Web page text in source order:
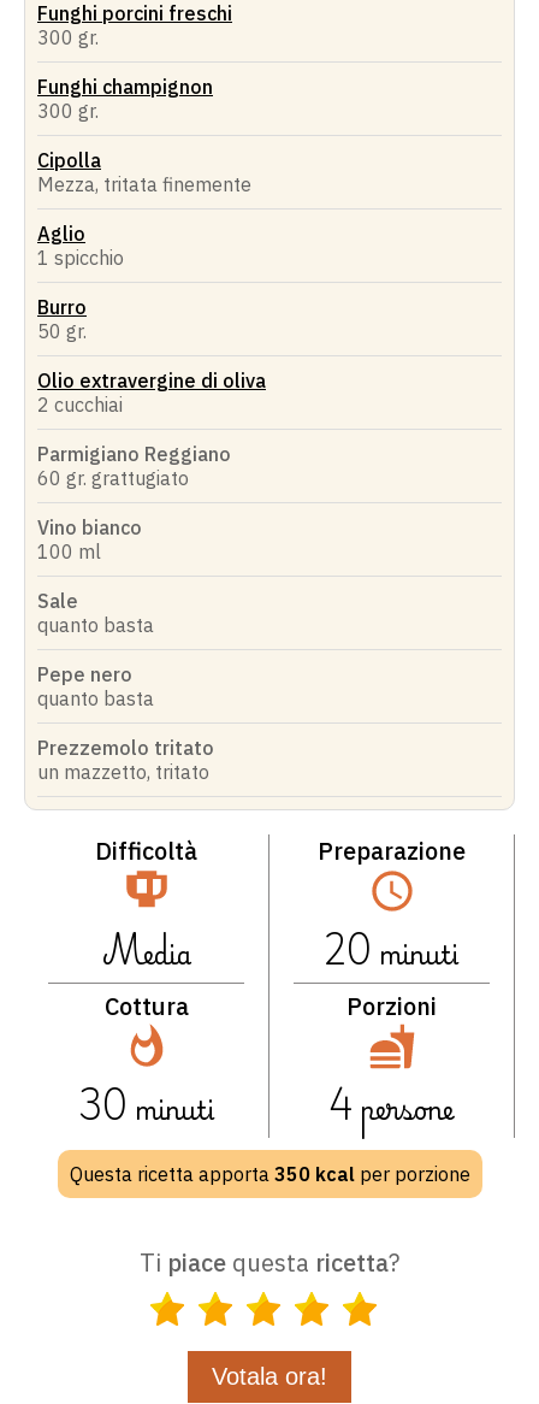
Funghi porcini freschi
300 gr.
Funghi champignon
300 gr.
Cipolla
Mezza, tritata finemente
Aglio
1 spicchio
Burro
50 gr.
Olio extravergine di oliva
2 cucchiai
Parmigiano Reggiano
60 gr. grattugiato
Vino bianco
100 ml
Sale
quanto basta
Pepe nero
quanto basta
Prezzemolo tritato
un mazzetto, tritato
Difficoltà
Media
Preparazione
20 minuti
Cottura
30 minuti
Porzioni
4persone
Questa ricetta apporta 350kcalper porzione
Ti piace questa ricetta?